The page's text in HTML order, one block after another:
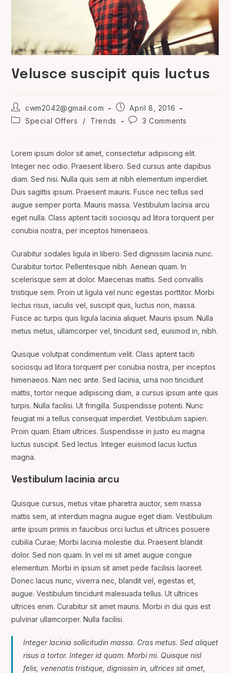
Velusce suscipit quis luctus
Post
author:
cwm2042@gmail.com
Post
published:
April 8, 2016
PostSpecial Offers / Trends
Post3 Comments
Lorem ipsum dolor sit amet, consectetur adipiscing elit.
Integer nec odio. Praesent libero. Sed cursus ante dapibus
diam. Sed nisi. Nulla quis sem at nibh elementum imperdiet.
Duis sagittis ipsum. Praesent mauris. Fusce nec tellus sed
augue semper porta. Mauris massa. Vestibulum lacinia arcu
eget nulla. Class aptent taciti sociosqu ad litora torquent per
conubia nostra, per inceptos himenaeos.
Curabitur sodales ligula in libero. Sed dignissim lacinia nunc.
Curabitur tortor. Pellentesque nibh. Aenean quam. In
scelerisque sem at dolor. Maecenas mattis. Sed convallis
tristique sem. Proin ut ligula vel nunc egestas porttitor. Morbi
lectus risus, iaculis vel, suscipit quis, luctus non, massa.
Fusce ac turpis quis ligula lacinia aliquet. Mauris ipsum. Nulla
metus metus, ullamcorper vel, tincidunt sed, euismod in, nibh.
Quisque volutpat condimentum velit. Class aptent taciti
sociosqu ad litora torquent per conubia nostra, per inceptos
himenaeos. Nam nec ante. Sed lacinia, urna non tincidunt
mattis, tortor neque adipiscing diam, a cursus ipsum ante quis
turpis. Nulla facilisi. Ut fringilla. Suspendisse potenti. Nunc
feugiat mi a tellus consequat imperdiet. Vestibulum sapien.
Proin quam. Etiam ultrices. Suspendisse in justo eu magna
luctus suscipit. Sed lectus. Integer euismod lacus luctus
magna.
Vestibulum lacinia arcu
Quisque cursus, metus vitae pharetra auctor, sem massa
mattis sem, at interdum magna augue eget diam. Vestibulum
ante ipsum primis in faucibus orci luctus et ultrices posuere
cubilia Curae; Morbi lacinia molestie dui. Praesent blandit
dolor. Sed non quam. In vel mi sit amet augue congue
elementum. Morbi in ipsum sit amet pede facilisis laoreet.
Donec lacus nunc, viverra nec, blandit vel, egestas et,
augue. Vestibulum tincidunt malesuada tellus. Ut ultrices
ultrices enim. Curabitur sit amet mauris. Morbi in dui quis est
pulvinar ullamcorper. Nulla facilisi.
Integer lacinia sollicitudin massa. Cras metus. Sed aliquet
risus a tortor. Integer id quam. Morbi mi. Quisque nisl
felis, venenatis tristique, dignissim in, ultrices sit amet,